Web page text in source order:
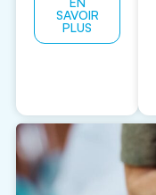
SAVOIR
PLUS